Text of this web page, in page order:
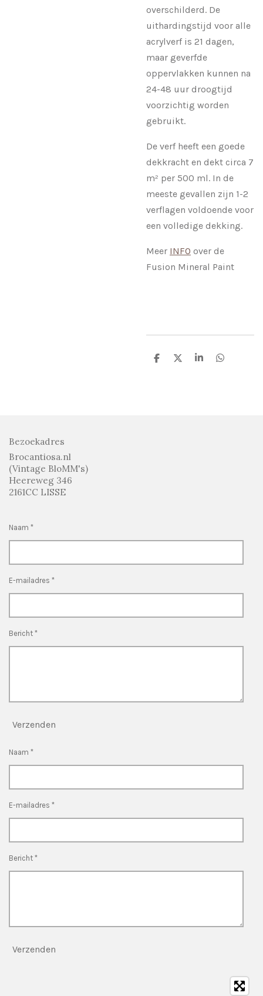
overschilderd. De
uithardingstijd voor alle
acrylverf is 21 dagen,
maar geverfde
oppervlakken kunnen na
24-48 uur droogtijd
voorzichtig worden
gebruikt.
De verf heeft een goede
dekkracht en dekt circa 7
m² per 500 ml. In de
meeste gevallen zijn 1-2
verflagen voldoende voor
een volledige dekking.
Meer INFO over de
Fusion Mineral Paint
D
D
S
D
Bezoekadres
Brocantiosa.nl
(Vintage BloMM's)
Heereweg 346
2161CC LISSE
Naam *
E-mailadres *
Bericht *
Verzenden
Naam *
E-mailadres *
Bericht *
Verzenden